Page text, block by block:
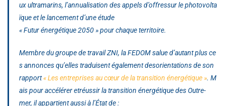
ux ultramarins, l’annualisation des appels d’offressur le photovolta
ïque et le lancement d’une étude
« Futur énergétique 2050 » pour chaque territoire.
Membre du groupe de travail ZNI, la FEDOM salue d’autant plus ce
s annonces qu’elles traduisent également desorientations de son
rapport«Lesentreprisesau cœur de la transition énergétique». M
ais pour accélérer etréussir la transition énergétique des Outre-
mer, il appartient aussi à l’État de :